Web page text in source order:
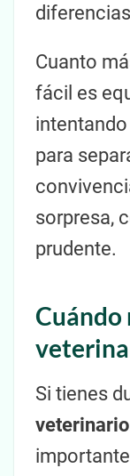
Cuanto
fácil es
para
sorpresa,
prudente.
Cuándo
Si tienes
veterinario